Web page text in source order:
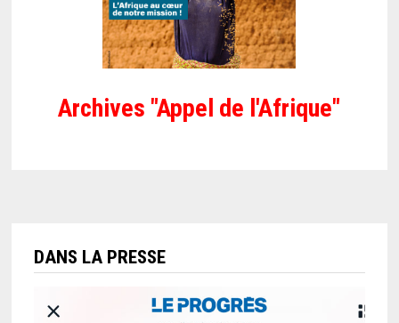
Archives "Appel de l'Afrique"
DANS LA PRESSE